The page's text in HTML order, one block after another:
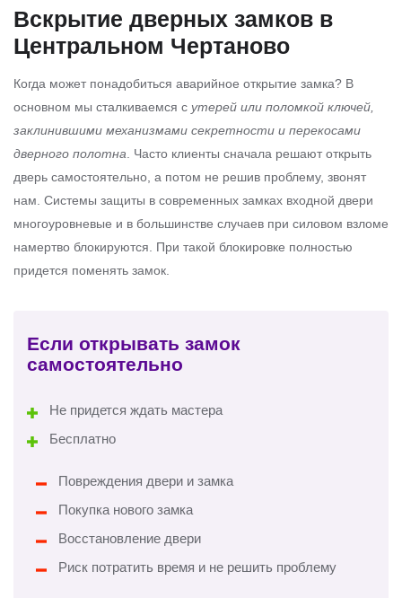
Вскрытие дверных замков в
Центральном Чертаново
Когда может понадобиться аварийное открытие замка? В
основном мы сталкиваемся с утерей или поломкой ключей,
заклинившими механизмами секретности и перекосами
дверного полотна . Часто клиенты сначала решают открыть
дверь самостоятельно, а потом не решив проблему, звонят
нам. Системы защиты в современных замках входной двери
многоуровневые и в большинстве случаев при силовом взломе
намертво блокируются. При такой блокировке полностью
придется поменять замок.
Если открывать замок
самостоятельно
Не придется ждать мастера
Бесплатно
Повреждения двери и замка
Покупка нового замка
Восстановление двери
Риск потратить время и не решить проблему